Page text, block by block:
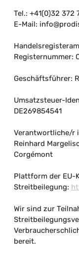
Tel.: +41(0)32 372
E-Mail:
Registernummer:
Geschäftsführer:
Umsatzsteuer-
DE269854541
Verantwortliche/r
Reinhard
Corgémont
Plattform der EU-
Streitbeilegung:
Wir sind zur
bereit.